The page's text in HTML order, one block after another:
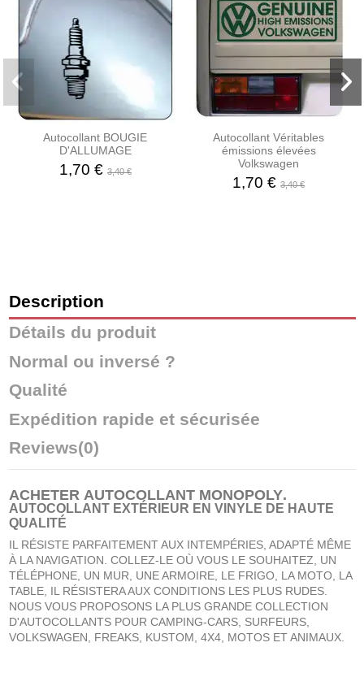
Autocollant BOUGIE
D'ALLUMAGE
1,70 € 3,40 €
Autocollant Véritables
émissions élevées
Volkswagen
1,70 €3,40 €
Description
Détails du produit
Normal ou inversé ?
Qualité
Expédition rapide et sécurisée
Reviews(0)
ACHETER AUTOCOLLANT MONOPOLY.
AUTOCOLLANT EXTÉRIEUR EN VINYLE DE HAUTE
QUALITÉ
IL RÉSISTE PARFAITEMENT AUX INTEMPÉRIES, ADAPTÉ MÊME
À LA NAVIGATION. COLLEZ-LE OÙ VOUS LE SOUHAITEZ, UN
TÉLÉPHONE, UN MUR, UNE ARMOIRE, LE FRIGO, LA MOTO, LA
TABLE, IL RÉSISTERA AUX CONDITIONS LES PLUS RUDES.
NOUS VOUS PROPOSONS LA PLUS GRANDE COLLECTION
D'AUTOCOLLANTS POUR CAMPING-CARS, SURFEURS,
VOLKSWAGEN, FREAKS, KUSTOM, 4X4, MOTOS ET ANIMAUX.